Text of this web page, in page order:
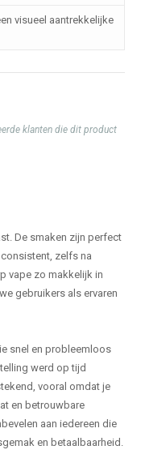
visueel aantrekkelijke
klanten die dit product
De smaken zijn perfect
zelfs na
vape zo makkelijk in
gebruikers als ervaren
snel en probleemloos
werd op tijd
vooral omdat je
en betrouwbare
aan iedereen die
en betaalbaarheid.